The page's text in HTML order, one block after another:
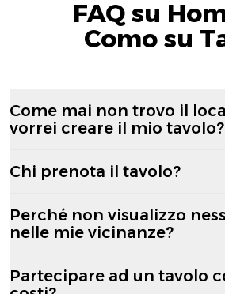
FAQ su
Como su
Come mai non trovo il
vorrei creare il mio tavolo?
Chi prenota il tavolo?
Perché non visualizzo
nelle mie vicinanze?
Partecipare ad un tavolo